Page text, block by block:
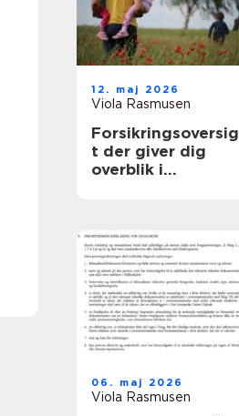
12. maj 2026
Viola Rasmusen
Forsikringsoversig
t der giver dig
overblik i
06. maj 2026
Viola Rasmusen